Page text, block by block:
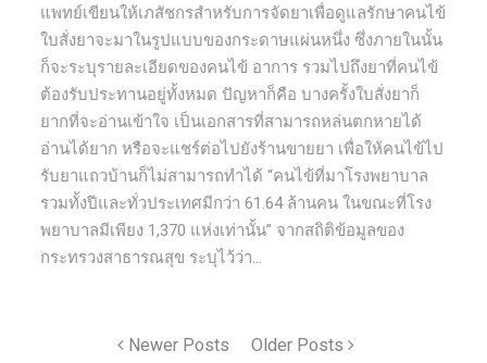
แพทย์เขียนให้เภสัชกรสำหรับการจัดยาเพื่อดูแลรักษาคนไข้
ใบสั่งยาจะมาในรูปแบบของกระดาษแผ่นหนึ่ง ซึ่งภายในนั้น
ก็จะระบุรายละเอียดของคนไข้ อาการ รวมไปถึงยาที่คนไข้
ต้องรับประทานอยู่ทั้งหมด ปัญหาก็คือ บางครั้งใบสั่งยาก็
ยากที่จะอ่านเข้าใจ เป็นเอกสารที่สามารถหล่นตกหายได้
อ่านได้ยาก หรือจะแชร์ต่อไปยังร้านขายยา เพื่อให้คนไข้ไป
รับยาแถวบ้านก็ไม่สามารถทำได้ “คนไข้ที่มาโรงพยาบาล
รวมทั้งปีและทั่วประเทศมีกว่า 61.64 ล้านคน ในขณะที่โรง
พยาบาลมีเพียง 1,370 แห่งเท่านั้น” จากสถิติข้อมูลของ
กระทรวงสาธารณสุข ระบุไว้ว่า...
Newer Posts Older Posts